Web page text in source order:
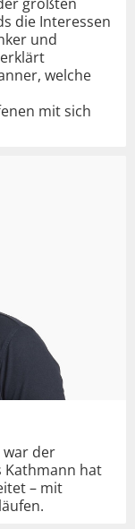
die Interessen
und
welche
mit sich
war der
Kathmann hat
– mit